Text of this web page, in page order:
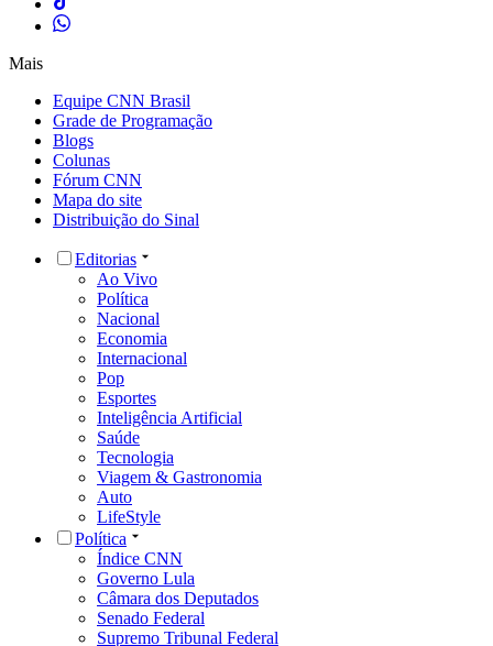
Mais
Equipe CNN Brasil
Grade de Programação
Blogs
Colunas
Fórum CNN
Mapa do site
Distribuição do Sinal
Editorias
Ao Vivo
Política
Nacional
Economia
Internacional
Pop
Esportes
Inteligência Artificial
Saúde
Tecnologia
Viagem & Gastronomia
Auto
LifeStyle
Política
Índice CNN
Governo Lula
Câmara dos Deputados
Senado Federal
Supremo Tribunal Federal